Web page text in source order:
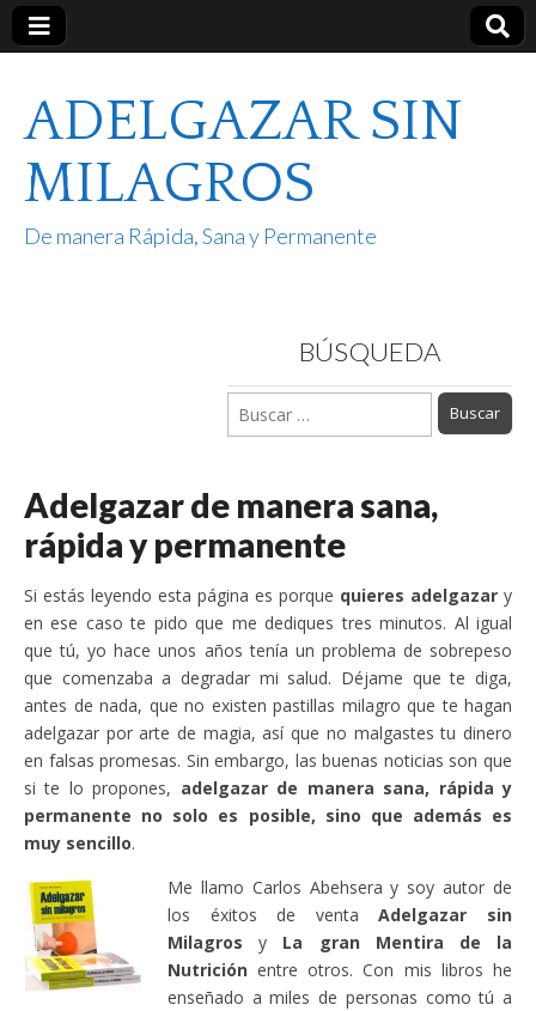
ADELGAZAR SIN
MILAGROS
De manera Rápida, Sana y Permanente
BÚSQUEDA
Buscar:
Adelgazar de manera sana,
rápida y permanente
Si estás leyendo esta página es porque quieres adelgazar y
en ese caso te pido que me dediques tres minutos. Al igual
que tú, yo hace unos años tenía un problema de sobrepeso
que comenzaba a degradar mi salud. Déjame que te diga,
antes de nada, que no existen pastillas milagro que te hagan
adelgazar por arte de magia, así que no malgastes tu dinero
en falsas promesas. Sin embargo, las buenas noticias son que
si te lo propones, adelgazar de manera sana, rápida y
permanente no solo es posible, sino que además es
muy sencillo.
Me llamo Carlos Abehsera y soy autor de
los éxitos de ventaAdelgazar sin
Milagros y La gran Mentira de la
Nutrición entre otros. Con mis libros he
enseñado a miles de personas como tú a